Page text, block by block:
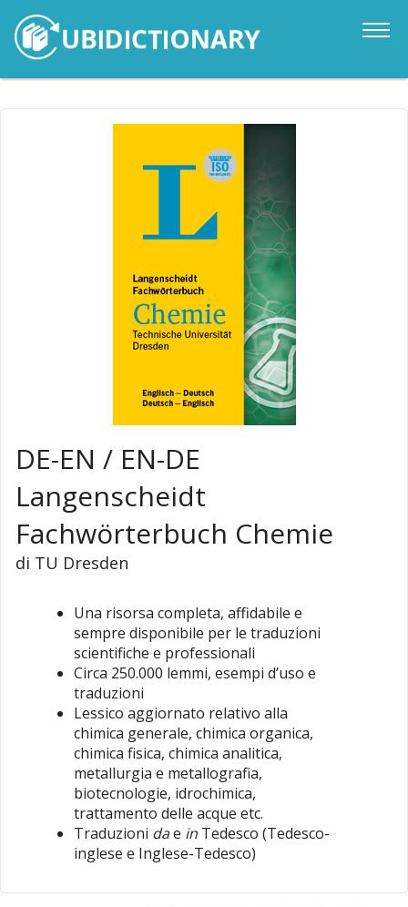
DE-EN / EN-DE
Langenscheidt
Fachwörterbuch Chemie
di TU Dresden
Una risorsa completa, affidabile e
sempre disponibile per le traduzioni
scientifiche e professionali
Circa 250.000 lemmi, esempi d’uso e
traduzioni
Lessico aggiornato relativo alla
chimica generale, chimica organica,
chimica fisica, chimica analitica,
metallurgia e metallografia,
biotecnologie, idrochimica,
trattamento delle acque etc.
Traduzioni dae in Tedesco (Tedesco-
inglese e Inglese-Tedesco)